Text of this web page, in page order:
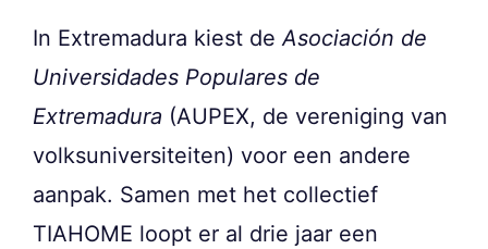
In Extremadura kiest deAsociación de
Universidades Populares de
Extremadura (AUPEX, de vereniging van
volksuniversiteiten) voor een andere
aanpak. Samen met het collectief
TIAHOME loopt er al drie jaar een